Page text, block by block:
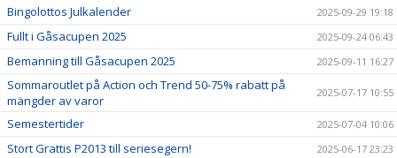
Bingolottos Julkalender 2025-09-29 19:18
Fullt i Gåsacupen 2025 2025-09-24 06:43
Bemanning till Gåsacupen 2025 2025-09-11 16:27
Sommaroutlet på Action och Trend 50-75% rabatt på
mängder av varor
2025-07-17 10:55
Semestertider 2025-07-04 10:06
Stort Grattis P2013 till seriesegern! 2025-06-17 23:23